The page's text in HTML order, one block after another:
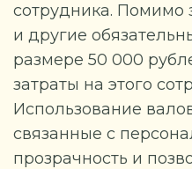
сотрудника. Помимо
и другие
размере 50 000
затраты на этого
Использование
связанные с
прозрачность и